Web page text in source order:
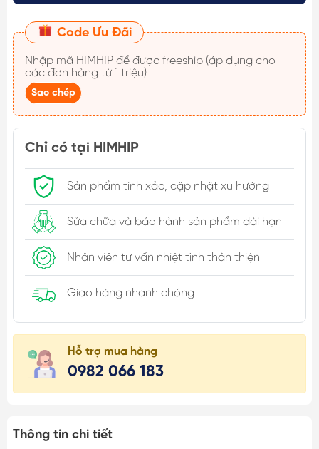
Code Ưu Đãi
Nhập mã HIMHIP
các đơn hàng từ 1 triệu)
Sao chép
Chỉ có tại HIMHIP
Sản phẩm tinh xảo, cập nhật xu hướng
Sửa chữa và bảo hành sản phẩm dài hạn
Nhân viên tư vấn nhiệt tình thân thiện
Giao hàng nhanh chóng
Hỗ trợ mua hàng
0982 066 183
Thông tin chi tiết